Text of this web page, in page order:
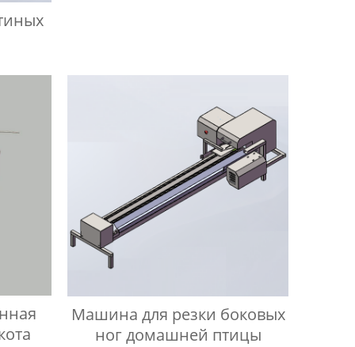
Машина для резки боковых
ног домашней птицы